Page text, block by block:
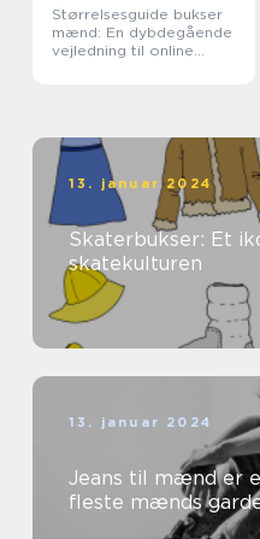
Størrelsesguide bukser
mænd: En dybdegående
vejledning til online
13. januar 2024
Skaterbukser: Et
skatekulturen
13. januar 2024
Jeans til mænd er
fleste mænds